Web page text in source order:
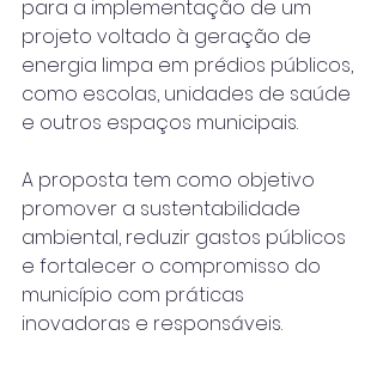
para a implementação de um
projeto voltado à geração de
energia limpa em prédios públicos,
como escolas, unidades de saúde
e outros espaços municipais.
A proposta tem como objetivo
promover a sustentabilidade
ambiental, reduzir gastos públicos
e fortalecer o compromisso do
município com práticas
inovadoras e responsáveis.